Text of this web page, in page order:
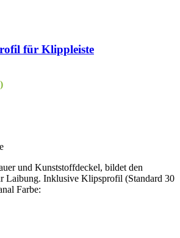
für Klippleiste
und Kunststoffdeckel, bildet den
Laibung. Inklusive Klipsprofil (Standard 30
Farbe: